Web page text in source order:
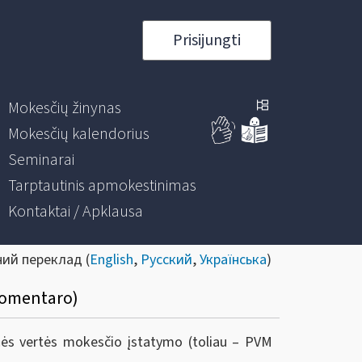
Prisijungti
Mokesčių žinynas
Mokesčių kalendorius
Seminarai
Tarptautinis apmokestinimas
Kontaktai / Apklausa
переклад (English, Русский,Українська)
vertės mokesčio įstatymo (toliau – PVM